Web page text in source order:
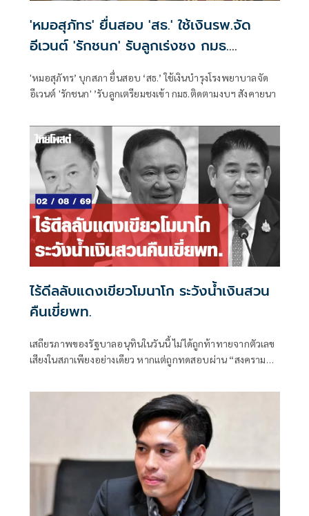
'หมอสุภัทร' ยื่นสอบ 'สธ.' ใช้เงินรพ.จัด
อีเวนต์ 'รักชนก' รับลูกเร่งชง กมธ.
'หมอสุภัทร’ บุกสภา ยื่นสอบ ‘สธ.’ ใช้เงินบำรุงโรงพยาบาลจัด
อีเวนต์ 'รักชนก' ’รับลูกเตรียมชงเข้า กมธ.ติดตามงบฯ สังคายนา
ไร้ดีลลับแดงเขียวโมนาโก ระวังน้ำเงินสวน
คืนเขี่ยพท.
เสถียรภาพของรัฐบาลอนุทินในวันนี้ ไม่ได้ถูกท้าทายจากตัวเลข
เสียงในสภาเพียงอย่างเดียว หากแต่ถูกทดสอบผ่าน “สงคราม
ข่ายอำนาจของพรรคภูมิใจไทย